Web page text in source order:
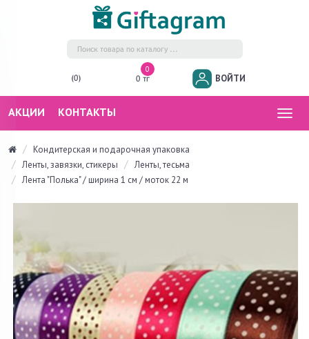
(0)
0
0 тг
ВОЙТИ
АКЦИИ КОНТАКТЫ
Кондитерская и подарочная упаковка
Ленты, завязки, стикеры
Ленты, тесьма
Лента "Полька" / ширина 1 см / моток 22 м